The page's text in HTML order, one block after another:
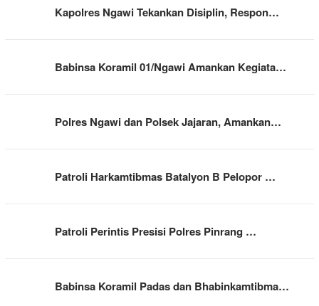
Kapolres Ngawi Tekankan Disiplin, Respon…
Babinsa Koramil 01/Ngawi Amankan Kegiata…
Polres Ngawi dan Polsek Jajaran, Amankan…
Patroli Harkamtibmas Batalyon B Pelopor …
Patroli Perintis Presisi Polres Pinrang …
Babinsa Koramil Padas dan Bhabinkamtibma…